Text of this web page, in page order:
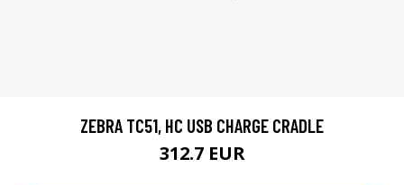
ZEBRA TC51, HC USB CHARGE CRADLE
312.7 EUR